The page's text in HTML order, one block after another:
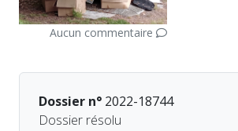
Aucun commentaire
Dossier n° 2022-18744
Dossier résolu